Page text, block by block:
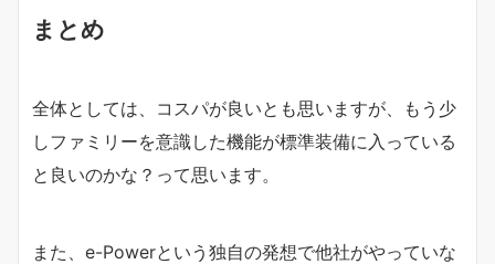
まとめ
全体としては、コスパが良いとも思いますが、もう少
しファミリーを意識した機能が標準装備に入っている
と良いのかな？って思います。
また、e-Powerという独自の発想で他社がやっていな